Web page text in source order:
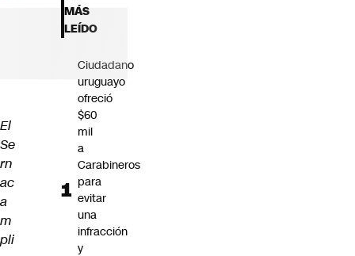
El
Se
rn
ac
a
m
pli
MÁS
LEÍDO
Ciudadano
uruguayo
ofreció
$60
mil
a
Carabineros
para
evitar
una
infracción
y